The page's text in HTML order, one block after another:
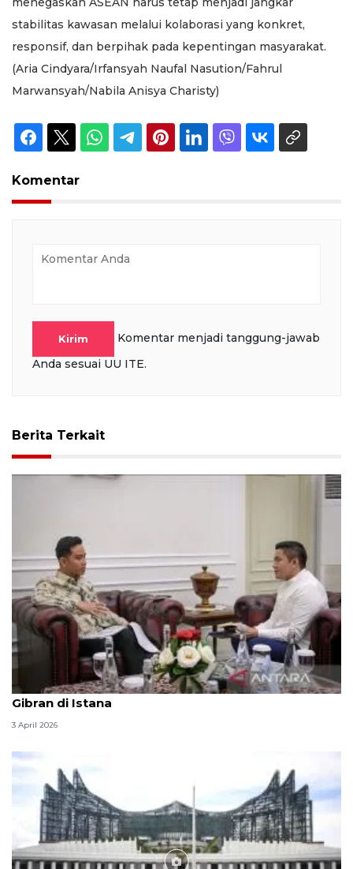
stabilitas kawasan melalui kolaborasi yang konkret,
responsif, dan berpihak pada kepentingan masyarakat.
(Aria Cindyara/Irfansyah Naufal Nasution/Fahrul
Marwansyah/Nabila Anisya Charisty)
Komentar
Kirim
Komentar menjadi tanggung-jawab
Anda sesuai UU ITE.
Berita Terkait
Seskab Teddy silaturahmi Idul Fitri ke Wapres
Gibran di Istana
3 April 2026